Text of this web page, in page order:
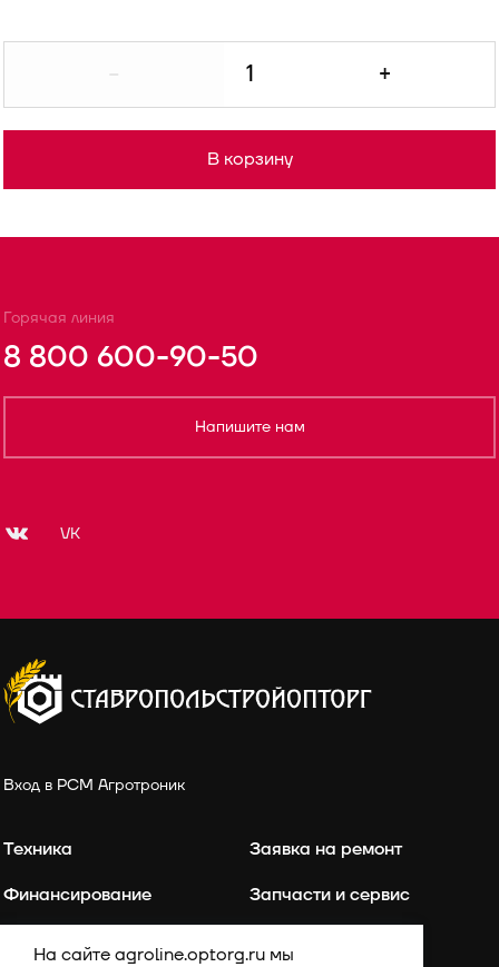
+
В корзину
Горячая линия
8 800 600-90-50
Напишите нам
VK
Вход в РСМ Агротроник
Техника
Финансирование
Заявка на ремонт
Запчасти и сервис
На сайте agroline.optorg.ru мы